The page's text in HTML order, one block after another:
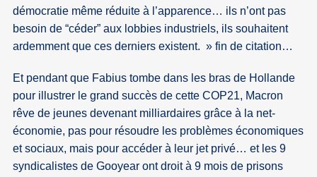
démocratie même réduite à l’apparence… ils n’ont pas
besoin de “céder” aux lobbies industriels, ils souhaitent
ardemment que ces derniers existent.
fin de citation…
Et pendant que Fabius tombe dans les bras de Hollande
pour illustrer le grand succès de cette COP21, Macron
rêve de jeunes devenant milliardaires grâce à la net-
économie, pas pour résoudre les problèmes économiques
et sociaux, mais pour accéder à leur jet privé… et les 9
syndicalistes de Gooyear ont droit à 9 mois de prisons